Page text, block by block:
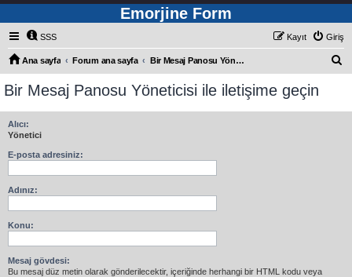
Emorjine Form
SSS Giriş
Kayıt
Ana sayfa Forum ana sayfa Bir Mesaj Panosu Yöneticisi ile iletişime geçin
Bir Mesaj Panosu Yöneticisi ile iletişime geçin
Alıcı:
Yönetici
E-posta adresiniz:
Adınız:
Konu:
Mesaj gövdesi:
Bu mesaj düz metin olarak gönderilecektir, içeriğinde herhangi bir HTML kodu veya